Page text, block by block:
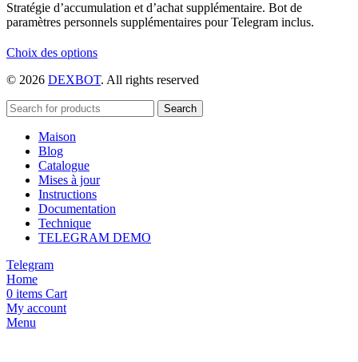
Stratégie d’accumulation et d’achat supplémentaire. Bot de
paramètres personnels supplémentaires pour Telegram inclus.
Choix des optionsCe
a
variations.
choisies
la
du
© 2026 DEXBOT. All rights reserved
Search
Maison
Blog
Catalogue
Mises à jour
Instructions
Documentation
Technique
TELEGRAM DEMO
Telegram
Home
0 items Cart
My account
Menu